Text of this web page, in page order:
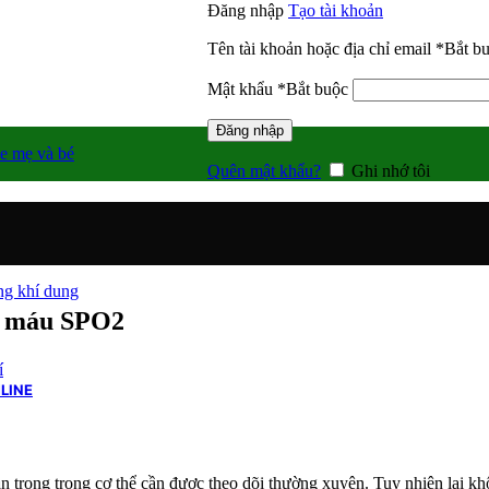
Đăng nhập Tạo tài khoản
Tên tài khoản hoặc địa chỉ email *Bắt
Mật khẩu *Bắt buộc
Đăng nhập
Quên mật khẩu? Ghi nhớ tôi
mẹ và bé
khí dung
SPO2
trong cơ thể cần được theo dõi thường xuyên. Tuy nhiên lại